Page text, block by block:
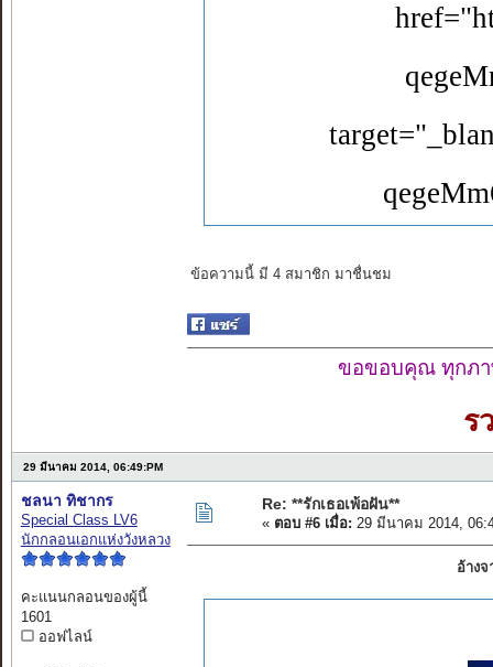
ข้อความนี้ มี 4 สมาชิก มาชื่นชม
ขอขอบคุณ ทุกภา
ร
29 มีนาคม 2014, 06:49:PM
ชลนา ทิชากร
Special Class LV6
นักกลอนเอกแห่งวังหลวง
คะแนนกลอนของผู้นี้
1601
ออฟไลน์
Re: **รักเธอเพ้อฝัน**
« ตอบ #6 เมื่อ: 29 มีนาคม 2014,
อ้าง